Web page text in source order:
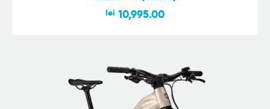
lei 10,995.00